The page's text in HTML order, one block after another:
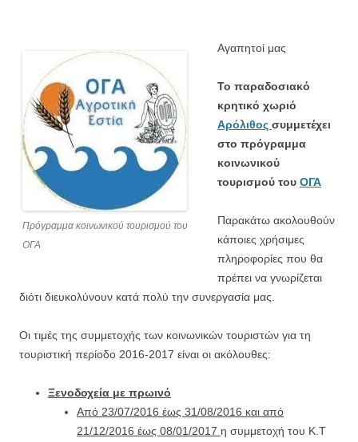
Πρόγραμμα κοινωνικού τουρισμού του
ΟΓΑ
Αγαπητoί μας
Το παραδοσιακό
κρητικό χωριό
Αρόλιθος συμμετέχει
στο πρόγραμμα
κοινωνικού
τουρισμού του ΟΓΑ
Παρακάτω ακολουθούν
κάποιες χρήσιμες
πληροφορίες που θα
πρέπει να γνωρίζεται
διότι διευκολύνουν κατά πολύ την συνεργασία μας.
Οι τιμές της συμμετοχής των κοινωνικών τουριστών για τη
τουριστική περίοδο 2016-2017 είναι οι ακόλουθες:
Ξενοδοχεία με πρωινό
Από 23/07/2016 έως 31/08/2016 και από
21/12/2016 έως 08/01/2017 η συμμετοχή του Κ.Τ